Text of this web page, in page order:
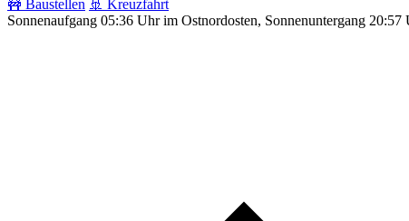
🚧 Baustellen 🚢 Kreuzfahrt
Sonnenaufgang 05:36 Uhr im Ostnordosten, Sonnenuntergang